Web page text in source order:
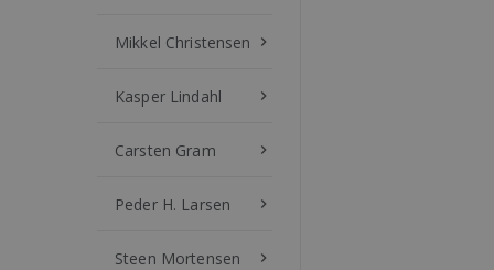
Mikkel Christensen keyboard_arrow_right
Kasper Lindahl keyboard_arrow_right
Carsten Gram keyboard_arrow_right
Peder H. Larsen keyboard_arrow_right
Steen Mortensen keyboard_arrow_right